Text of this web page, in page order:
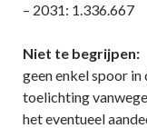
– 2031: 1.336.667
Niet te begrijpen:
geen enkel spoor in
toelichting
het eventueel